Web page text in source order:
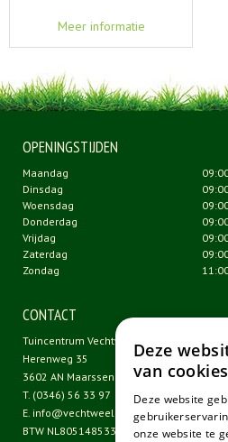
Meer informatie
OPENINGSTIJDEN
Maandag
Dinsdag
Woensdag
Donderdag
Vrijdag
Zaterdag
Zondag
CONTACT
Tuincentrum Vechtweelde
Herenweg 35
3602 AN Maarssen
T. (0346) 56 33 97
E. info@vechtweelde.nl
BTW NL805148533B01
Deze
van
Deze website
onze website te